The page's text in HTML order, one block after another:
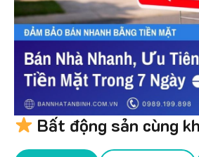
Bất động sản cùng